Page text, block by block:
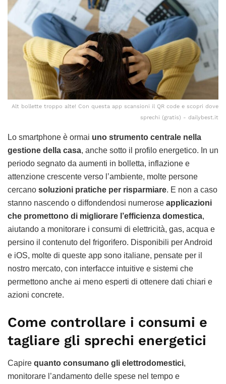
Alt bollette troppo alte! Con questa app scansioni il QR code e scopri dove
sprechi (gratis) - dailybest.it
Lo smartphone è ormai uno strumento centrale nella
gestione della casa, anche sotto il profilo energetico. In un
periodo segnato da aumenti in bolletta, inflazione e
attenzione crescente verso l’ambiente, molte persone
cercano soluzioni pratiche per risparmiare. E non a caso
stanno nascendo o diffondendosi numerose applicazioni
che promettono di migliorare l’efficienza domestica,
aiutando a monitorare i consumi di elettricità, gas, acqua e
persino il contenuto del frigorifero. Disponibili per Android
e iOS, molte di queste app sono italiane, pensate per il
nostro mercato, con interfacce intuitive e sistemi che
permettono anche ai meno esperti di ottenere dati chiari e
azioni concrete.
Come controllare i consumi e
tagliare gli sprechi energetici
Capire quanto consumano gli elettrodomestici,
monitorare l’andamento delle spese nel tempo e